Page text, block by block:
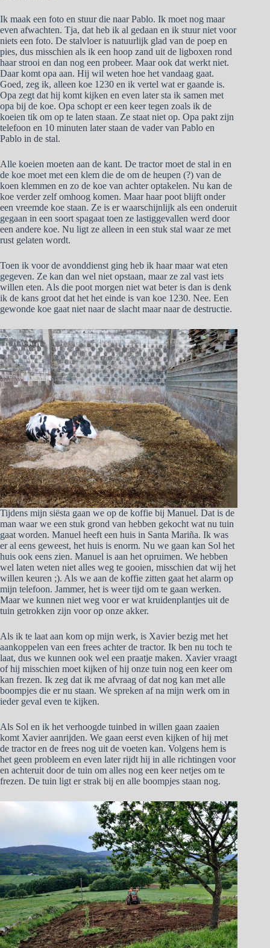
Ik maak een foto en stuur die naar Pablo. Ik moet nog maar
even afwachten. Tja, dat heb ik al gedaan en ik stuur niet voor
niets een foto. De stalvloer is natuurlijk glad van de poep en
pies, dus misschien als ik een hoop zand uit de ligboxen rond
haar strooi en dan nog een probeer. Maar ook dat werkt niet.
Daar komt opa aan. Hij wil weten hoe het vandaag gaat.
Goed, zeg ik, alleen koe 1230 en ik vertel wat er gaande is.
Opa zegt dat hij komt kijken en even later sta ik samen met
opa bij de koe. Opa schopt er een keer tegen zoals ik de
koeien tik om op te laten staan. Ze staat niet op. Opa pakt zijn
telefoon en 10 minuten later staan de vader van Pablo en
Pablo in de stal.
Alle koeien moeten aan de kant. De tractor moet de stal in en
de koe moet met een klem die de om de heupen (?) van de
koen klemmen en zo de koe van achter optakelen. Nu kan de
koe verder zelf omhoog komen. Maar haar poot blijft onder
een vreemde koe staan. Ze is er waarschijnlijk als een onderuit
gegaan in een soort spagaat toen ze lastiggevallen werd door
een andere koe. Nu ligt ze alleen in een stuk stal waar ze met
rust gelaten wordt.
Toen ik voor de avonddienst ging heb ik haar maar wat eten
gegeven. Ze kan dan wel niet opstaan, maar ze zal vast iets
willen eten. Als die poot morgen niet wat beter is dan is denk
ik de kans groot dat het het einde is van koe 1230. Nee. Een
gewonde koe gaat niet naar de slacht maar naar de destructie.
Tijdens mijn siësta gaan we op de koffie bij Manuel. Dat is de
man waar we een stuk grond van hebben gekocht wat nu tuin
gaat worden. Manuel heeft een huis in Santa Mariña. Ik was
er al eens geweest, het huis is enorm. Nu we gaan kan Sol het
huis ook eens zien. Manuel is aan het opruimen. We hebben
wel laten weten niet alles weg te gooien, misschien dat wij het
willen keuren ;). Als we aan de koffie zitten gaat het alarm op
mijn telefoon. Jammer, het is weer tijd om te gaan werken.
Maar we kunnen niet weg voor er wat kruidenplantjes uit de
tuin getrokken zijn voor op onze akker.
Als ik te laat aan kom op mijn werk, is Xavier bezig met het
aankoppelen van een frees achter de tractor. Ik ben nu toch te
laat, dus we kunnen ook wel een praatje maken. Xavier vraagt
of hij misschien moet kijken of hij onze tuin nog een keer om
kan frezen. Ik zeg dat ik me afvraag of dat nog kan met alle
boompjes die er nu staan. We spreken af na mijn werk om in
ieder geval even te kijken.
Als Sol en ik het verhoogde tuinbed in willen gaan zaaien
komt Xavier aanrijden. We gaan eerst even kijken of hij met
de tractor en de frees nog uit de voeten kan. Volgens hem is
het geen probleem en even later rijdt hij in alle richtingen voor
en achteruit door de tuin om alles nog een keer netjes om te
frezen. De tuin ligt er strak bij en alle boompjes staan nog.